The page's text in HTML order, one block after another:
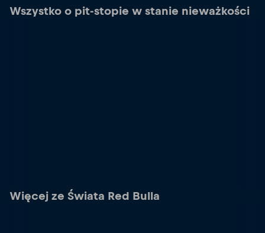
Wszystko o pit-stopie w stanie nieważkości
Więcej ze Świata Red Bulla